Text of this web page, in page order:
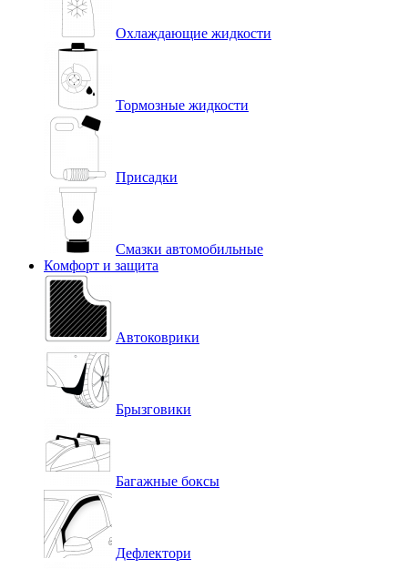
Охлаждающие жидкости
Тормозные жидкости
Присадки
Смазки автомобильные
Комфорт и защита
Автоковрики
Брызговики
Багажные боксы
Дефлектори